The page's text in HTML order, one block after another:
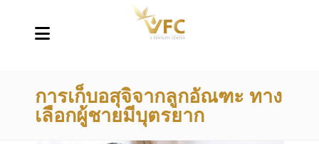
การเก็บอสุจิจากลูกอัณฑะ ทาง
เลือกผู้ชายมีบุตรยาก